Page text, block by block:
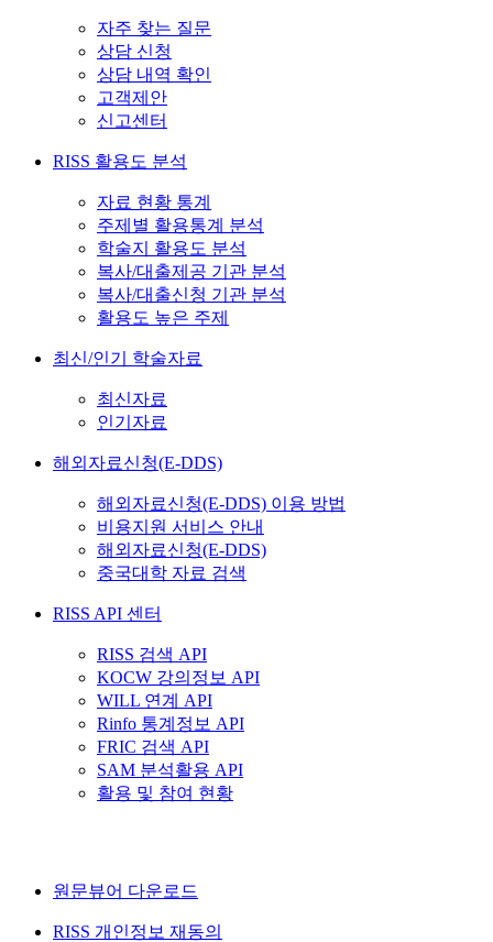
자주 찾는 질문
상담 신청
상담 내역 확인
고객제안
신고센터
RISS 활용도 분석
자료 현황 통계
주제별 활용통계 분석
학술지 활용도 분석
복사/대출제공 기관 분석
복사/대출신청 기관 분석
활용도 높은 주제
최신/인기 학술자료
최신자료
인기자료
해외자료신청(E-DDS)
해외자료신청(E-DDS) 이용 방법
비용지원 서비스 안내
해외자료신청(E-DDS)
중국대학 자료 검색
RISS API 센터
RISS 검색 API
KOCW 강의정보 API
WILL 연계 API
Rinfo 통계정보 API
FRIC 검색 API
SAM 분석활용 API
활용 및 참여 현황
원문뷰어 다운로드
RISS 개인정보 재동의